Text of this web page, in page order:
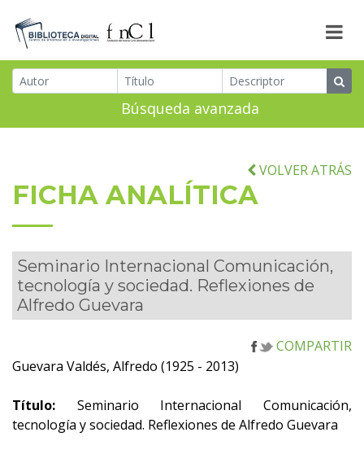
Búsqueda avanzada
VOLVER ATRÁS
FICHA ANALÍTICA
Seminario Internacional Comunicación,
tecnología y sociedad. Reflexiones de
Alfredo Guevara
COMPARTIR
Guevara Valdés, Alfredo (1925 - 2013)
Título: Seminario Internacional Comunicación,
tecnología y sociedad. Reflexiones de Alfredo Guevara